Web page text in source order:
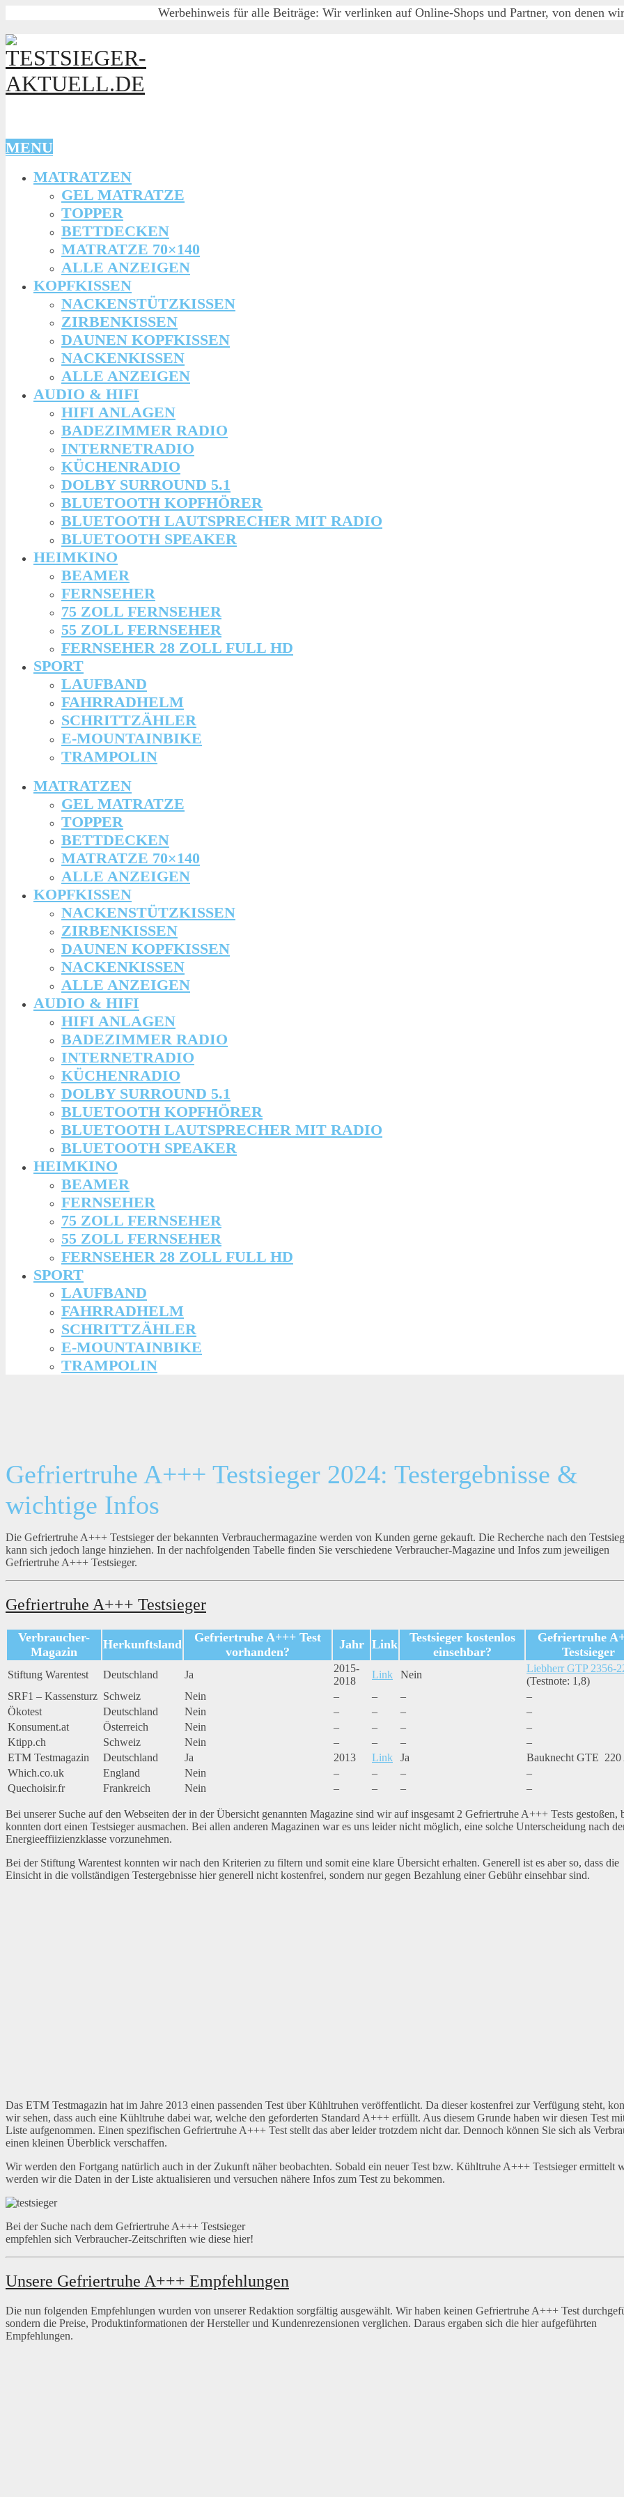
Werbehinweis für alle Beiträge: Wir verlinken auf Online-Shops und Partner, von denen
MENU
MATRATZEN
GEL MATRATZE
TOPPER
BETTDECKEN
MATRATZE 70×140
ALLE ANZEIGEN
KOPFKISSEN
NACKENSTÜTZKISSEN
ZIRBENKISSEN
DAUNEN KOPFKISSEN
NACKENKISSEN
ALLE ANZEIGEN
AUDIO & HIFI
HIFI ANLAGEN
BADEZIMMER RADIO
INTERNETRADIO
KÜCHENRADIO
DOLBY SURROUND 5.1
BLUETOOTH KOPFHÖRER
BLUETOOTH LAUTSPRECHER MIT RADIO
BLUETOOTH SPEAKER
HEIMKINO
BEAMER
FERNSEHER
75 ZOLL FERNSEHER
55 ZOLL FERNSEHER
FERNSEHER 28 ZOLL FULL HD
SPORT
LAUFBAND
FAHRRADHELM
SCHRITTZÄHLER
E-MOUNTAINBIKE
TRAMPOLIN
MATRATZEN
GEL MATRATZE
TOPPER
BETTDECKEN
MATRATZE 70×140
ALLE ANZEIGEN
KOPFKISSEN
NACKENSTÜTZKISSEN
ZIRBENKISSEN
DAUNEN KOPFKISSEN
NACKENKISSEN
ALLE ANZEIGEN
AUDIO & HIFI
HIFI ANLAGEN
BADEZIMMER RADIO
INTERNETRADIO
KÜCHENRADIO
DOLBY SURROUND 5.1
BLUETOOTH KOPFHÖRER
BLUETOOTH LAUTSPRECHER MIT RADIO
BLUETOOTH SPEAKER
HEIMKINO
BEAMER
FERNSEHER
75 ZOLL FERNSEHER
55 ZOLL FERNSEHER
FERNSEHER 28 ZOLL FULL HD
SPORT
LAUFBAND
FAHRRADHELM
SCHRITTZÄHLER
E-MOUNTAINBIKE
TRAMPOLIN
Gefriertruhe A+++ Testsieger 2024: Testergebnisse &
wichtige Infos
Die Gefriertruhe A+++ Testsieger der bekannten Verbrauchermagazine werden von Kunden gerne gekauft. Die Recherche nach den
kann sich jedoch lange hinziehen. In der nachfolgenden Tabelle finden Sie verschiedene Verbraucher-Magazine und Infos zum jeweiligen
Gefriertruhe A+++ Testsieger.
Gefriertruhe A+++ Testsieger
Verbraucher-
Magazin
Herkunftsland
Gefriertruhe A+++ Test
vorhanden?
Jahr Link
Testsieger kostenlos
einsehbar?
Gefriertruhe
Testsieger
Stiftung Warentest Deutschland Ja
2015-
2018
Link Nein
Liebherr GTP 2356-
(Testnote: 1,8)
SRF1 – Kassensturz Schweiz Nein – – –
–
Ökotest
Deutschland Nein – – –
–
Konsument.at
Österreich Nein – – –
–
Ktipp.ch
Schweiz Nein – – –
–
ETM Testmagazin
Deutschland Ja 2013 Link Ja
Bauknecht GTE 220
Which.co.uk
England Nein – – –
–
Quechoisir.fr
Frankreich Nein – – – –
Bei unserer Suche auf den Webseiten der in der Übersicht genannten Magazine sind wir auf insgesamt 2 Gefriertruhe A+++ Tests gestoßen,
konnten dort einen Testsieger ausmachen. Bei allen anderen Magazinen war es uns leider nicht möglich, eine solche Unterscheidung nach
Energieeffiizienzklasse vorzunehmen.
Bei der Stiftung Warentest konnten wir nach den Kriterien zu filtern und somit eine klare Übersicht erhalten. Generell ist es aber so, dass die
Einsicht in die vollständigen Testergebnisse hier generell nicht kostenfrei, sondern nur gegen Bezahlung einer Gebühr einsehbar sind.
Das ETM Testmagazin hat im Jahre 2013 einen passenden Test über Kühltruhen veröffentlicht. Da dieser kostenfrei zur Verfügung steht,
wir sehen, dass auch eine Kühltruhe dabei war, welche den geforderten Standard A+++ erfüllt. Aus diesem Grunde haben wir diesen Test
Liste aufgenommen. Einen spezifischen Gefriertruhe A+++ Test stellt das aber leider trotzdem nicht dar. Dennoch können Sie sich als
einen kleinen Überblick verschaffen.
Wir werden den Fortgang natürlich auch in der Zukunft näher beobachten. Sobald ein neuer Test bzw. Kühltruhe A+++ Testsieger ermittelt
werden wir die Daten in der Liste aktualisieren und versuchen nähere Infos zum Test zu bekommen.
Bei der Suche nach dem Gefriertruhe A+++ Testsieger
empfehlen sich Verbraucher-Zeitschriften wie diese hier!
Unsere Gefriertruhe A+++ Empfehlungen
Die nun folgenden Empfehlungen wurden von unserer Redaktion sorgfältig ausgewählt. Wir haben keinen Gefriertruhe A+++ Test
sondern die Preise, Produktinformationen der Hersteller und Kundenrezensionen verglichen. Daraus ergaben sich die hier aufgeführten
Empfehlungen.